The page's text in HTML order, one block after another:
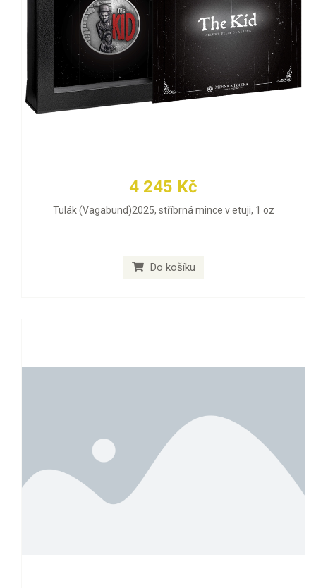
4 245 Kč
Tulák (Vagabund)2025, stříbrná mince v etuji, 1 oz
Do košíku